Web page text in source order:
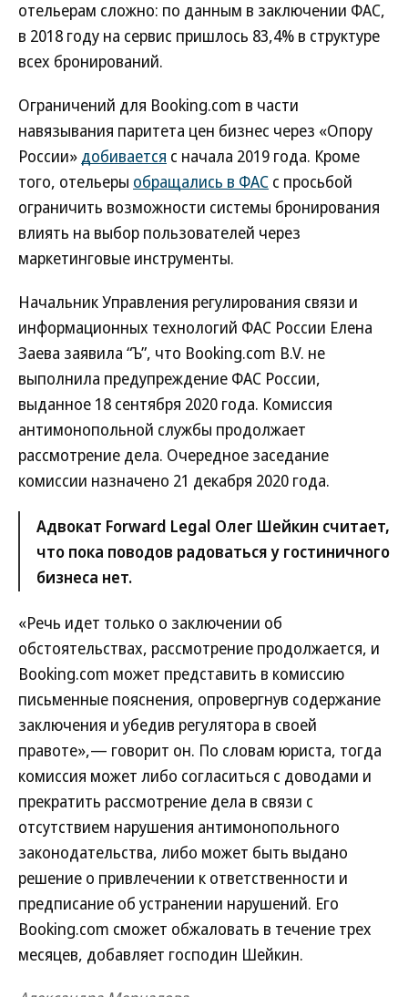
отельерам сложно: по данным в заключении ФАС,
в 2018 году на сервис пришлось 83,4% в структуре
всех бронирований.
Ограничений для Booking.com в части
навязывания паритета цен бизнес через «Опору
России» добивается с начала 2019 года. Кроме
того, отельеры обращались в ФАС с просьбой
ограничить возможности системы бронирования
влиять на выбор пользователей через
маркетинговые инструменты.
Начальник Управления регулирования связи и
информационных технологий ФАС России Елена
Заева заявила “Ъ”, что Booking.com B.V. не
выполнила предупреждение ФАС России,
выданное 18 сентября 2020 года. Комиссия
антимонопольной службы продолжает
рассмотрение дела. Очередное заседание
комиссии назначено 21 декабря 2020 года.
Адвокат Forward Legal Олег Шейкин считает,
что пока поводов радоваться у гостиничного
бизнеса нет.
«Речь идет только о заключении об
обстоятельствах, рассмотрение продолжается, и
Booking.com может представить в комиссию
письменные пояснения, опровергнув содержание
заключения и убедив регулятора в своей
правоте»,— говорит он. По словам юриста, тогда
комиссия может либо согласиться с доводами и
прекратить рассмотрение дела в связи с
отсутствием нарушения антимонопольного
законодательства, либо может быть выдано
решение о привлечении к ответственности и
предписание об устранении нарушений. Его
Booking.com сможет обжаловать в течение трех
месяцев, добавляет господин Шейкин.